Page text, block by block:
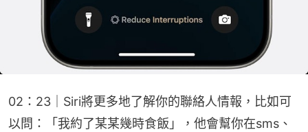
02：23｜Siri將更多地了解你的聯絡人情報，比如可
以問：「我約了某某幾時食飯」，他會幫你在sms、